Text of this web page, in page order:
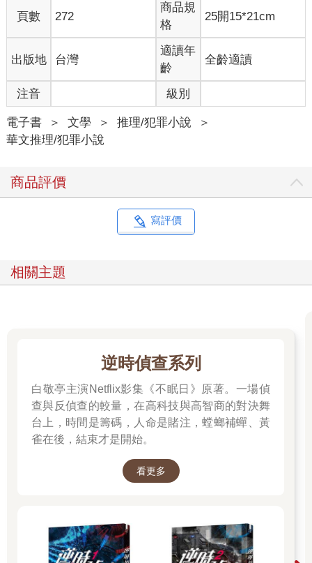
頁數 272
商品規
格
25開15*21cm
出版地 台灣
適讀年
齡
全齡適讀
注音 級別
電子書 ＞ 文學 ＞ 推理/犯罪小說
＞
華文推理/犯罪小說
商品評價
寫評價
相關主題
逆時偵查系列
白敬亭主演Netflix影集《不眠日》原著。一場偵
查與反偵查的較量，在高科技與高智商的對決舞
台上，時間是籌碼，人命是賭注，螳螂補蟬、黃
雀在後，結束才是開始。
看更多